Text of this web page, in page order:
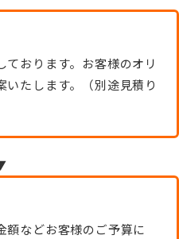
おります。お客様のオリ
たします。（別途見積り
額などお客様のご予算に